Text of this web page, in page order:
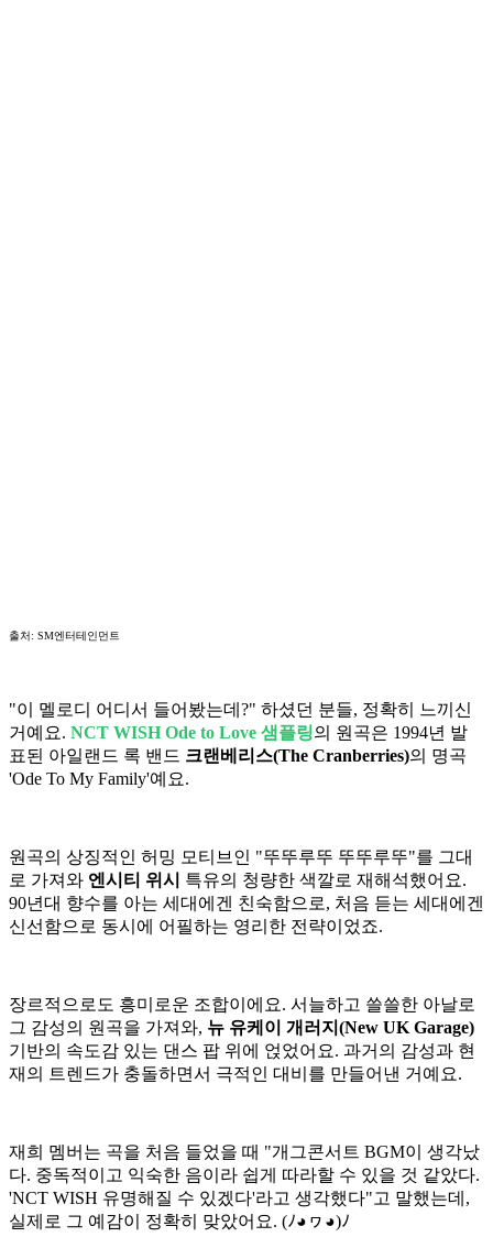
출처: SM엔터테인먼트
"이 멜로디 어디서 들어봤는데?" 하셨던 분들, 정확히 느끼신
거예요. NCT WISH Ode to Love 샘플링의 원곡은 1994년 발
표된 아일랜드 록 밴드 크랜베리스(The Cranberries)의 명곡
'Ode To My Family'예요.
원곡의 상징적인 허밍 모티브인 "뚜뚜루뚜 뚜뚜루뚜"를 그대
로 가져와 엔시티 위시
특유의 청량한 색깔로 재해석했어요.
90년대 향수를 아는 세대에겐 친숙함으로, 처음 듣는 세대에겐
신선함으로 동시에 어필하는 영리한 전략이었죠.
장르적으로도 흥미로운 조합이에요. 서늘하고 쓸쓸한 아날로
그 감성의 원곡을 가져와, 뉴 유케이 개러지(New UK Garage)
기반의 속도감 있는 댄스 팝 위에 얹었어요. 과거의 감성과 현
재의 트렌드가 충돌하면서 극적인 대비를 만들어낸 거예요.
재희 멤버는 곡을 처음 들었을 때 "개그콘서트 BGM이 생각났
다. 중독적이고 익숙한 음이라 쉽게 따라할 수 있을 것 같았다.
'NCT WISH 유명해질 수 있겠다'라고 생각했다"고 말했는데,
실제로 그 예감이 정확히 맞았어요. (ﾉ◕ヮ◕)ﾉ